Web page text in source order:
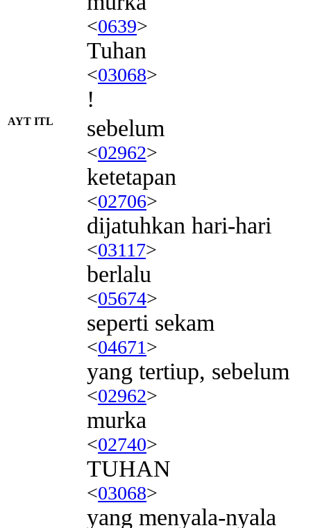
<0639>
Tuhan
<03068>
!
AYT ITL sebelum
<02962>
ketetapan
<02706>
dijatuhkan hari-hari
<03117>
berlalu
<05674>
seperti sekam
<04671>
yang tertiup, sebelum
<02962>
murka
<02740>
TUHAN
<03068>
yang menyala-nyala